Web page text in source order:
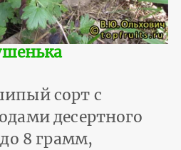
сорт с
десертного
8 грамм,